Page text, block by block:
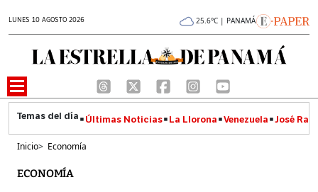
LUNES 10 AGOSTO 2026 25.6°C | PANAMÁ
Últimas Noticias La Llorona Venezuela José
Inicio> Economía
ECONOMÍA